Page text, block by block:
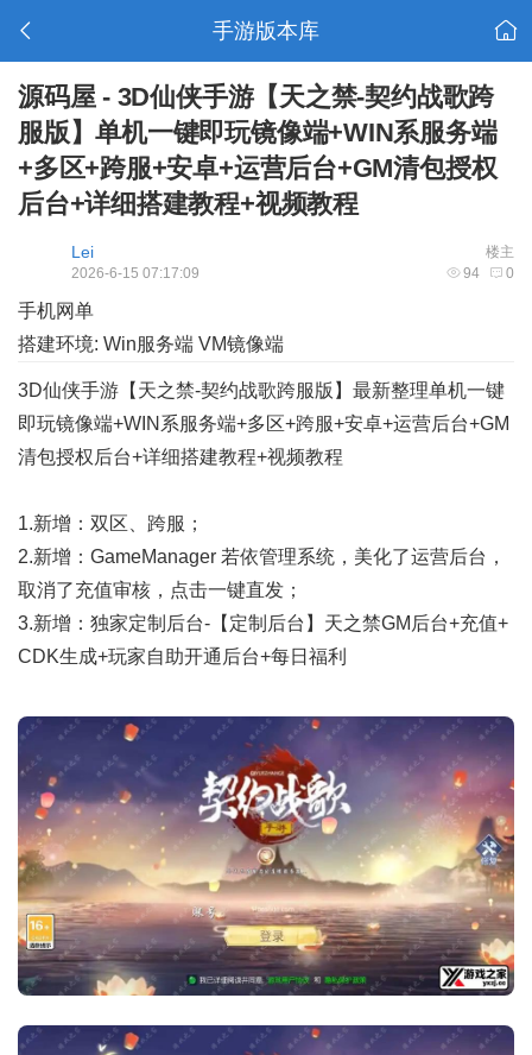
手游版本库
源码屋 - 3D仙侠手游【天之禁-契约战歌跨
服版】单机一键即玩镜像端+WIN系服务端
+多区+跨服+安卓+运营后台+GM清包授权
后台+详细搭建教程+视频教程
楼主
Lei
94 0
2026-6-15 07:17:09
手机网单
搭建环境: Win服务端 VM镜像端
3D仙侠手游【天之禁-契约战歌跨服版】最新整理单机一键
即玩镜像端+WIN系服务端+多区+跨服+安卓+运营后台+GM
清包授权后台+详细搭建教程+视频教程
1.新增：双区、跨服；
2.新增：GameManager 若依管理系统，美化了运营后台，
取消了充值审核，点击一键直发；
3.新增：独家定制后台-【定制后台】天之禁GM后台+充值+
CDK生成+玩家自助开通后台+每日福利